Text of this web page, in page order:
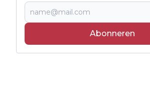
Abonneren